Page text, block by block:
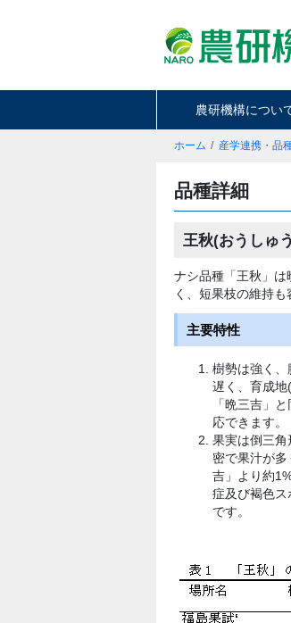
農研機構につい
ホーム 産学連携・品
品種詳細
王秋(おうしゅ
ナシ品種「王秋」
く、短果枝の維持も
主要特性
樹勢は強く
遅く、育成
「晩三吉」
応できます。
果実は倒三
密で果汁が
吉」より約
症及び褐色ス
です。